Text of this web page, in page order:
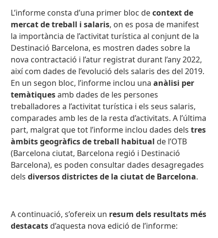
L’informe consta d’una primer bloc decontext de
mercat de treball i salaris, on es posa de manifest
la importància de l’activitat turística al conjunt de la
Destinació Barcelona, es mostren dades sobre la
nova contractació i l’atur registrat durant l’any 2022,
així com dades de l’evolució dels salaris des del 2019.
En un segon bloc, l’informe inclou unaanàlisi per
temàtiquesamb dades de les persones
treballadores a l’activitat turística i els seus salaris,
comparades amb les de la resta d’activitats. A l’última
part, malgrat que tot l’informe inclou dades dels tres
àmbits geogràfics de treball habitual de l’OTB
(Barcelona ciutat, Barcelona regió i Destinació
Barcelona), es poden consultar dades desagregades
delsdiversos districtes de la ciutat de Barcelona.
A continuació, s’ofereix un resum dels resultats més
destacats d’aquesta nova edició de l’informe: